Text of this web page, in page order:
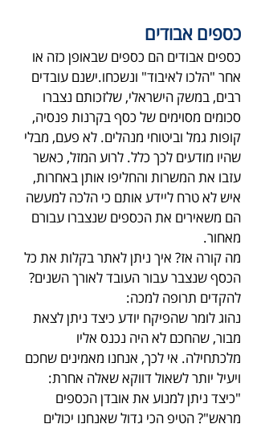
כספים אבודים
כספים אבודים הם כספים שבאופן כזה או
אחר "הלכו לאיבוד" ונשכחו.ישנם עובדים
רבים, במשק הישראלי, שלזכותם נצברו
סכומים מסוימים של כסף בקרנות פנסיה,
קופות גמל וביטוחי מנהלים. לא פעם, מבלי
שהיו מודעים לכך כלל. לרוע המזל, כאשר
עזבו את המשרות והחליפו אותן באחרות,
איש לא טרח ליידע אותם כי הלכה למעשה
הם משאירים את הכספים שנצברו עבורם
מאחור.
מה קורה אז? איך ניתן לאתר בקלות את כל
הכסף שנצבר עבור העובד לאורך השנים?
להקדים תרופה למכה:
נהוג לומר שהפיקח יודע כיצד ניתן לצאת
מבור, שהחכם לא היה נכנס אליו
מלכתחילה. אי לכך, אנחנו מאמינים שחכם
ויעיל יותר לשאול דווקא שאלה אחרת:
"כיצד ניתן למנוע את אובדן הכספים
מראש"? הטיפ הכי גדול שאנחנו יכולים